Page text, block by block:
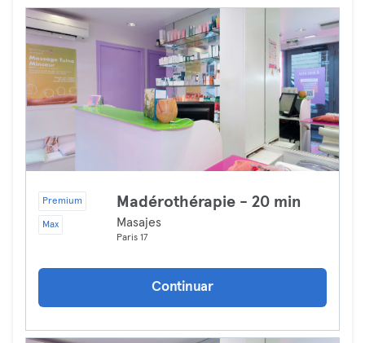
Premium
Max
Madérothérapie - 20 min
Masajes
Paris 17
Continuar